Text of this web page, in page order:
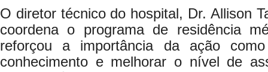
O diretor técnico do hospital, Dr. Allison
coordena o programa de residência
reforçou a importância da ação
conhecimento e melhorar o nível de